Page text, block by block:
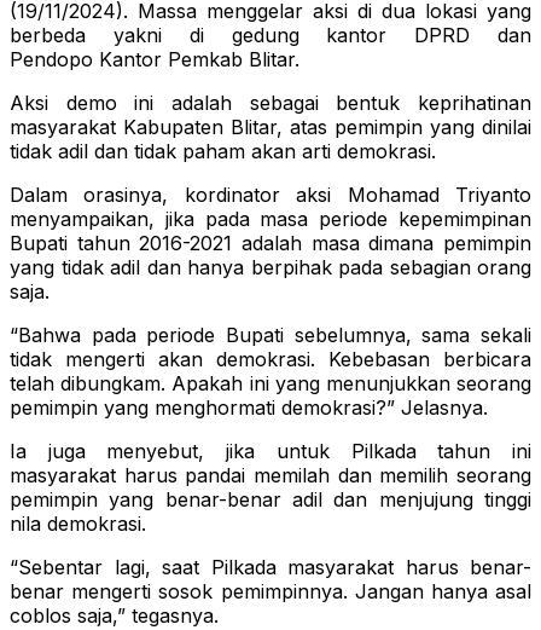
(19/11/2024). Massa menggelar aksi di dua lokasi yang
berbeda yakni di gedung kantor DPRD dan
Pendopo Kantor Pemkab Blitar.
Aksi demo ini adalah sebagai bentuk keprihatinan
masyarakat Kabupaten Blitar, atas pemimpin yang dinilai
tidak adil dan tidak paham akan arti demokrasi.
Dalam orasinya, kordinator aksi Mohamad Triyanto
menyampaikan, jika pada masa periode kepemimpinan
Bupati tahun 2016-2021 adalah masa dimana pemimpin
yang tidak adil dan hanya berpihak pada sebagian orang
saja.
“Bahwa pada periode Bupati sebelumnya, sama sekali
tidak mengerti akan demokrasi. Kebebasan berbicara
telah dibungkam. Apakah ini yang menunjukkan seorang
pemimpin yang menghormati demokrasi?” Jelasnya.
Ia juga menyebut, jika untuk Pilkada tahun ini
masyarakat harus pandai memilah dan memilih seorang
pemimpin yang benar-benar adil dan menjujung tinggi
nila demokrasi.
“Sebentar lagi, saat Pilkada masyarakat harus benar-
benar mengerti sosok pemimpinnya. Jangan hanya asal
coblos saja,” tegasnya.